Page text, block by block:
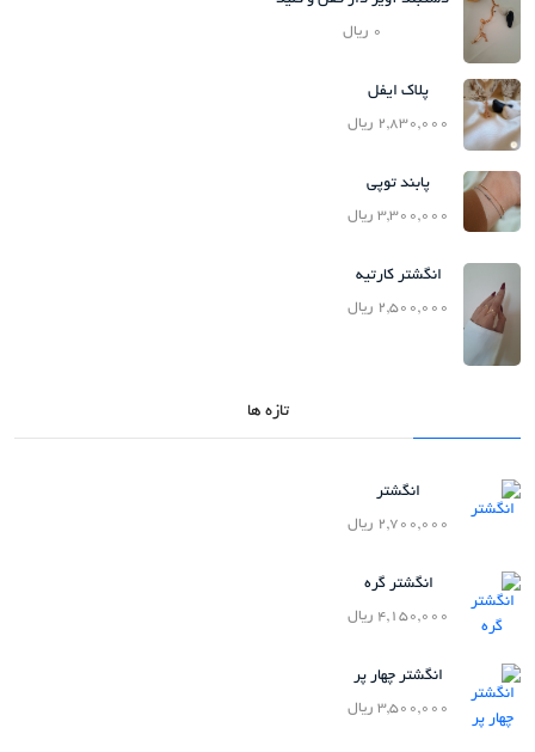
0 ریال
پلاک ایفل
2,830,000 ریال
پابند توپی
3,300,000 ریال
انگشتر کارتیه
2,500,000 ریال
تازه ها
انگشتر
2,700,000 ریال
انگشتر گره
4,150,000 ریال
انگشتر چهار پر
3,500,000 ریال